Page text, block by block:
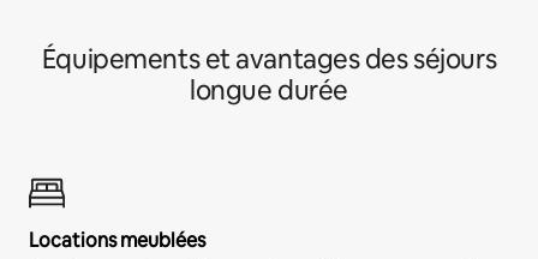
Équipements et avantages des séjours
longue durée
Locations meublées